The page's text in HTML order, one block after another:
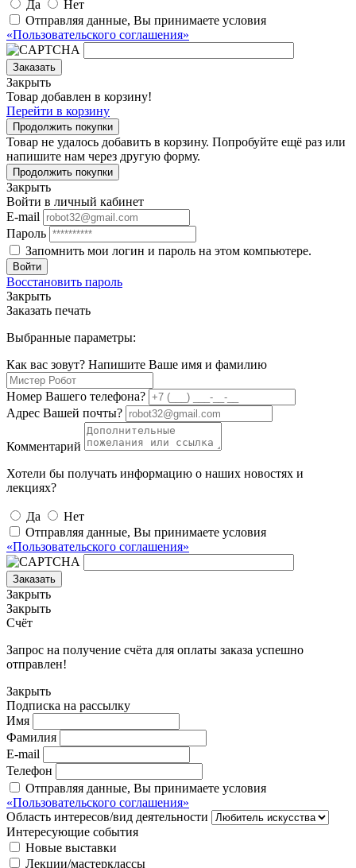
Да
Нет
Отправляя данные, Вы принимаете условия
«Пользовательского соглашения»
Заказать
Закрыть
Товар добавлен в корзину!
Перейти в корзину
Продолжить покупки
Товар не удалось добавить в корзину. Попробуйте ещё раз или
напишите нам через другую форму.
Продолжить покупки
Закрыть
Войти в личный кабинет
E-mail
Пароль
Запомнить мои логин и пароль на этом компьютере.
Войти
Восстановить пароль
Закрыть
Заказать печать
Выбранные параметры:
Как вас зовут? Напишите Ваше имя и фамилию
Номер Вашего телефона?
Адрес Вашей почты?
Комментарий
Хотели бы получать информацию о наших новостях и
лекциях?
Да
Нет
Отправляя данные, Вы принимаете условия
«Пользовательского соглашения»
Заказать
Закрыть
Закрыть
Счёт
Запрос на получение счёта для оплаты заказа успешно
отправлен!
Закрыть
Подписка на рассылку
Имя
Фамилия
E-mail
Телефон
Отправляя данные, Вы принимаете условия
«Пользовательского соглашения»
Область интересов/вид деятельности
Интересующие события
Новые выставки
Лекции/мастерклассы